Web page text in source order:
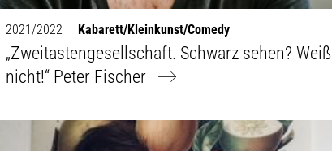
2021/2022 Kabarett/Kleinkunst/Comedy
„Zweitastengesellschaft. Schwarz sehen? Weiß
nicht!“ Peter Fischer